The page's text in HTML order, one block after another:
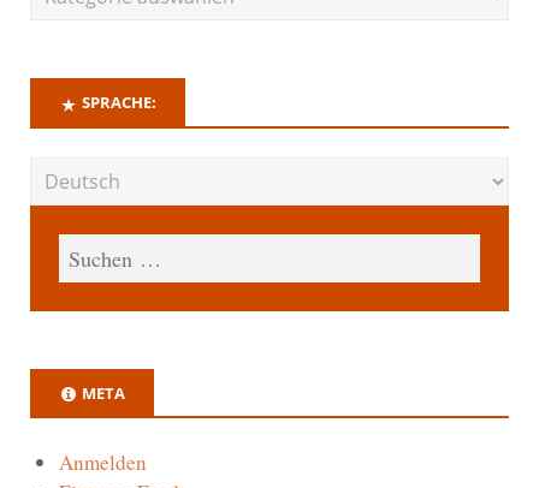
SPRACHE:
META
Anmelden